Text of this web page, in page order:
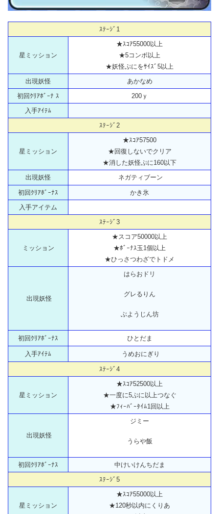
ｽﾃｰｼﾞ1
星ミッション
★ｽｺｱ55000以上
★5コンボ以上
★妖怪ぷにをｻｲｽﾞ5以上
出現妖怪
あかなめ
初回ｸﾘｱﾎﾞｰﾅ ｽ
200ｙ
入手ｱｲﾃﾑ
ｽﾃｰｼﾞ2
星ミッション
★ｽｺｱ57500
★回復しないでクリア
★消した妖怪ぷに160以下
出現妖怪
ネガティブーン
初回ｸﾘｱﾎﾞｰﾅｽ
かき氷
入手アイテム
ｽﾃｰｼﾞ3
ミッション
★スコア50000以上
★ﾎﾞｰﾅｽ玉1個以上
★ひっさつわざでトドメ
出現妖怪
はらおドリ
グレるりん
ぶようじん坊
初回ｸﾘｱﾎﾞｰﾅｽ ひとだま
入手ｱｲﾃﾑ うめおにぎり
ｽﾃｰｼﾞ4
星ミッション
★ｽｺｱ52500以上
★一度に5ぷに以上つなぐ
★ﾌｨｰﾊﾞｰﾀｲﾑ1回以上
出現妖怪
ジミー
うらや飯
初回ｸﾘｱﾎﾞｰﾅｽ
中けいけんちだま
ｽﾃｰｼﾞ5
星ミッション
★ｽｺｱ55000以上
★120秒以内にくりあ